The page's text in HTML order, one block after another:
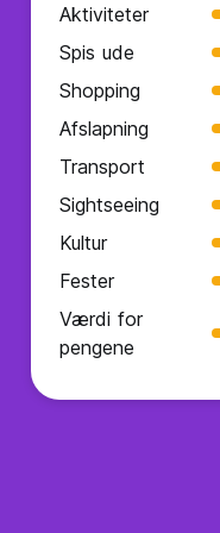
Aktiviteter
Spis ude
Shopping
Afslapning
Transport
Sightseeing
Kultur
Fester
Værdi for
pengene